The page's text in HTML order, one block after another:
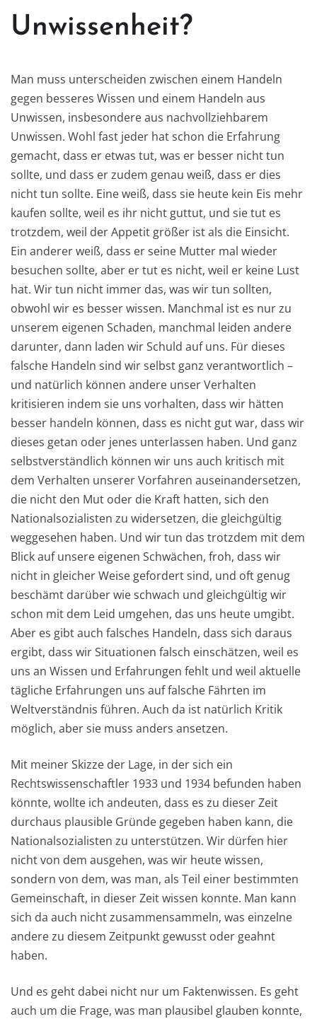
Unwissenheit?
Man muss unterscheiden zwischen einem Handeln
gegen besseres Wissen und einem Handeln aus
Unwissen, insbesondere aus nachvollziehbarem
Unwissen. Wohl fast jeder hat schon die Erfahrung
gemacht, dass er etwas tut, was er besser nicht tun
sollte, und dass er zudem genau weiß, dass er dies
nicht tun sollte. Eine weiß, dass sie heute kein Eis mehr
kaufen sollte, weil es ihr nicht guttut, und sie tut es
trotzdem, weil der Appetit größer ist als die Einsicht.
Ein anderer weiß, dass er seine Mutter mal wieder
besuchen sollte, aber er tut es nicht, weil er keine Lust
hat. Wir tun nicht immer das, was wir tun sollten,
obwohl wir es besser wissen. Manchmal ist es nur zu
unserem eigenen Schaden, manchmal leiden andere
darunter, dann laden wir Schuld auf uns. Für dieses
falsche Handeln sind wir selbst ganz verantwortlich –
und natürlich können andere unser Verhalten
kritisieren indem sie uns vorhalten, dass wir hätten
besser handeln können, dass es nicht gut war, dass wir
dieses getan oder jenes unterlassen haben. Und ganz
selbstverständlich können wir uns auch kritisch mit
dem Verhalten unserer Vorfahren auseinandersetzen,
die nicht den Mut oder die Kraft hatten, sich den
Nationalsozialisten zu widersetzen, die gleichgültig
weggesehen haben. Und wir tun das trotzdem mit dem
Blick auf unsere eigenen Schwächen, froh, dass wir
nicht in gleicher Weise gefordert sind, und oft genug
beschämt darüber wie schwach und gleichgültig wir
schon mit dem Leid umgehen, das uns heute umgibt.
Aber es gibt auch falsches Handeln, dass sich daraus
ergibt, dass wir Situationen falsch einschätzen, weil es
uns an Wissen und Erfahrungen fehlt und weil aktuelle
tägliche Erfahrungen uns auf falsche Fährten im
Weltverständnis führen. Auch da ist natürlich Kritik
möglich, aber sie muss anders ansetzen.
Mit meiner Skizze der Lage, in der sich ein
Rechtswissenschaftler 1933 und 1934 befunden haben
könnte, wollte ich andeuten, dass es zu dieser Zeit
durchaus plausible Gründe gegeben haben kann, die
Nationalsozialisten zu unterstützen. Wir dürfen hier
nicht von dem ausgehen, was wir heute wissen,
sondern von dem, was man, als Teil einer bestimmten
Gemeinschaft, in dieser Zeit wissen konnte. Man kann
sich da auch nicht zusammensammeln, was einzelne
andere zu diesem Zeitpunkt gewusst oder geahnt
haben.
Und es geht dabei nicht nur um Faktenwissen. Es geht
auch um die Frage, was man plausibel glauben konnte,